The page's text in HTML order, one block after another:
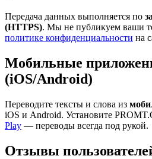
Передача данных выполняется по
(HTTPS). Мы не публикуем ваши
политике конфиденциальности на
Мобильные
(iOS/Android)
Переводите тексты и слова из
iOS и Android. Установите
Play — переводы всегда под рукой.
Отзывы